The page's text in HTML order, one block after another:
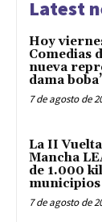
Latest
Hoy
Comedias
nueva
dama
7 de agosto de
La II
Mancha
de 1.000
municipios
7 de agosto de